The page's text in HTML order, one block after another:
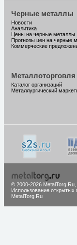
Черные металлы
Новости
Аналитика
Цены на черные металлы
Прогнозы цен на черные
Коммерческие
Металлоторговля
Каталог организаций
Металлургический
© 2000-2026 MetalTorg.Ru,
Использование открытых
MetalTorg.Ru